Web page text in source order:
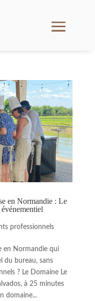
en Normandie : Le
professionnels
en Normandie qui
du bureau, sans
? Le Domaine Le
à 25 minutes
domaine...